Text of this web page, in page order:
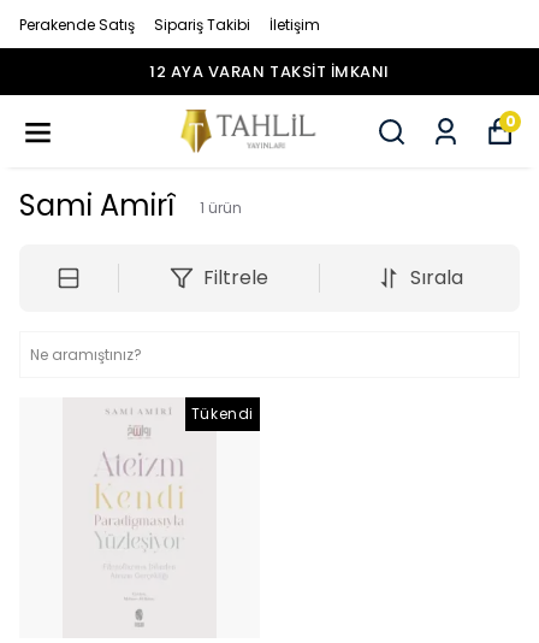
Perakende Satış Sipariş Takibi İletişim
12 AYA VARAN TAKSİT İMKANI
0
Sami Amirî 1 ürün
Filtrele Sırala
Tükendi